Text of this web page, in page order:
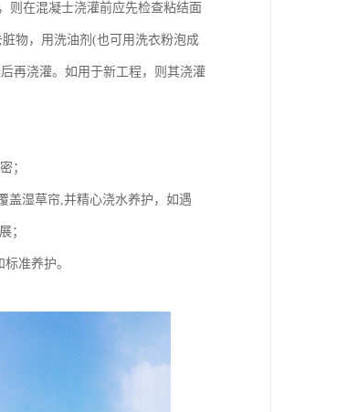
则在混凝士浇灌前应先检查粘结面
物，用洗油剂(也可用洗衣粉泡成
再浇灌。如用于新工程，则其浇灌
；
盖湿草帘,并精心浇水养护，如遇
；
准养护。